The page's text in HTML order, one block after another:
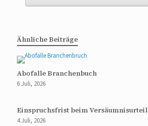
Ähnliche Beiträge
Abofalle Branchenbuch
6 Juli, 2026
Einspruchsfrist beim Versäumnisurteil
4 Juli, 2026